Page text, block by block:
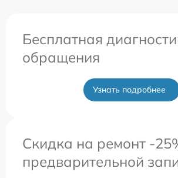
Бесплатная
обращения
Узнать подробнее
Скидка на ремонт -
предварительной